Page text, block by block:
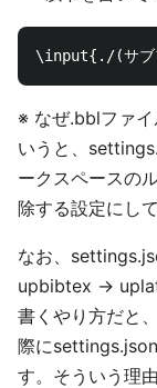
※ なぜ.bblファ
いうと、
ークスペースの
除する設定にし
なお、
upbibtex →
書くやり方だと
際に
す。そういう理